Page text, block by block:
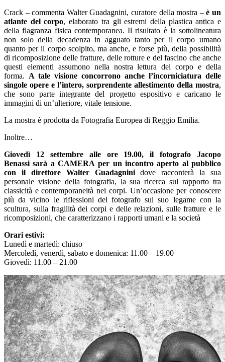
Crack – commenta Walter Guadagnini, curatore della mostra –è un
atlante del corpo, elaborato tra gli estremi della plastica antica e
della flagranza fisica contemporanea. Il risultato è la sottolineatura
non solo della decadenza in agguato tanto per il corpo umano
quanto per il corpo scolpito, ma anche, e forse più, della possibilità
di ricomposizione delle fratture, delle rotture e del fascino che anche
questi elementi assumono nella nostra lettura del corpo e della
forma. A tale visione concorrono anche l’incorniciatura delle
singole opere e l’intero, sorprendente allestimento della mostra,
che sono parte integrante del progetto espositivo e caricano le
immagini di un’ulteriore, vitale tensione.
La mostra è prodotta da Fotografia Europea di Reggio Emilia.
Inoltre…
Giovedì 12 settembre alle ore 19.00, il fotografo Jacopo
Benassi sarà a CAMERA per un incontro aperto al pubblico
con il direttore Walter Guadagninidove racconterà la sua
personale visione della fotografia, la sua ricerca sul rapporto tra
classicità e contemporaneità nei corpi. Un’occasione per conoscere
più da vicino le riflessioni del fotografo sul suo legame con la
scultura, sulla fragilità dei corpi e delle relazioni, sulle fratture e le
ricomposizioni, che caratterizzano i rapporti umani e la società
Orari estivi:
Lunedì e martedì: chiuso
Mercoledì, venerdì, sabato e domenica: 11.00 – 19.00
Giovedì: 11.00 – 21.00